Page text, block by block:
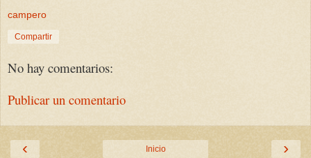
campero
Compartir
No hay comentarios:
Publicar un comentario
‹ ›
Inicio